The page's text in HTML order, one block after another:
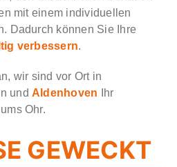
mit einem individuellen
Dadurch können Sie Ihre
verbessern.
wir sind vor Ort in
und Aldenhoven Ihr
Ohr.
GEWECKT